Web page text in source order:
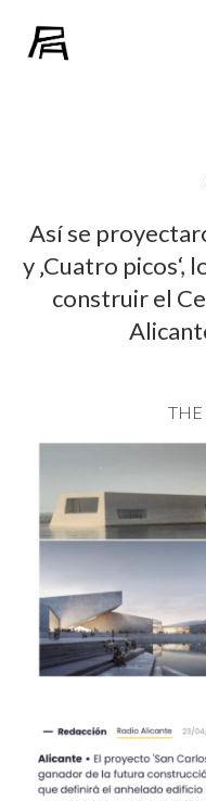
Así se
y ‚Cuatro picos‘,
construir el
THE